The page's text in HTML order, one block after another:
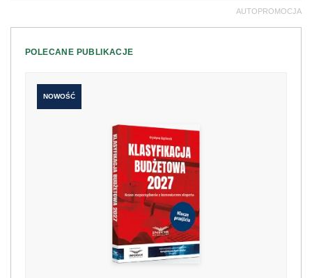
AUTOPROMOCJA
POLECANE PUBLIKACJE
NOWOŚĆ